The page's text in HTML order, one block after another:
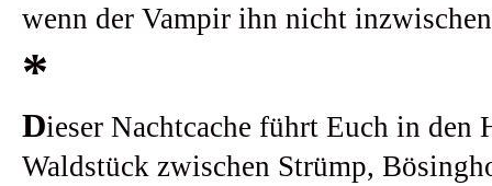
wenn der Vampir ihn nicht
*
Dieser Nachtcache führt Euch in den
Waldstück zwischen Strümp,